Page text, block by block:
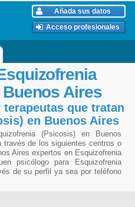
Añada sus datos
Acceso profesionales
Aires
que tratan
en Buenos Aires
(Psicosis) en Buenos
través de los siguientes centros o
Aires expertos en Esquizofrenia
psicólogo para Esquizofrenia
de su perfil ya sea por teléfono